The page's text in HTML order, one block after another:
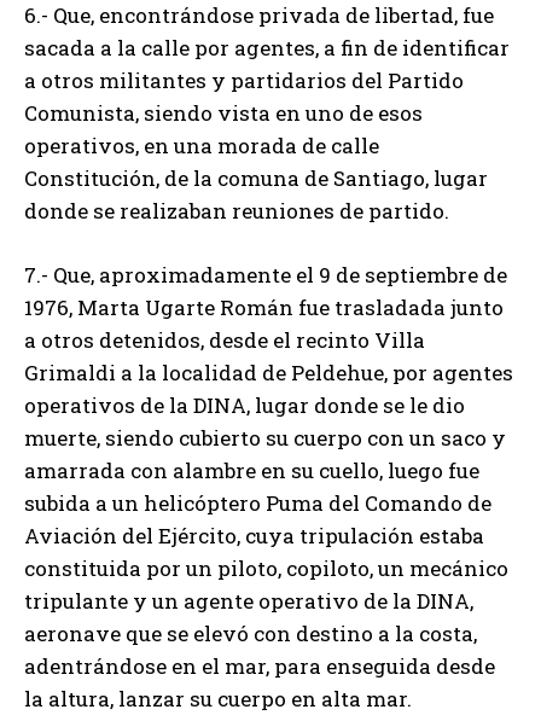
6.- Que, encontrándose privada de libertad, fue
sacada a la calle por agentes, a fin de identificar
a otros militantes y partidarios del Partido
Comunista, siendo vista en uno de esos
operativos, en una morada de calle
Constitución, de la comuna de Santiago, lugar
donde se realizaban reuniones de partido.
7.- Que, aproximadamente el 9 de septiembre de
1976, Marta Ugarte Román fue trasladada junto
a otros detenidos, desde el recinto Villa
Grimaldi a la localidad de Peldehue, por agentes
operativos de la DINA, lugar donde se le dio
muerte, siendo cubierto su cuerpo con un saco y
amarrada con alambre en su cuello, luego fue
subida a un helicóptero Puma del Comando de
Aviación del Ejército, cuya tripulación estaba
constituida por un piloto, copiloto, un mecánico
tripulante y un agente operativo de la DINA,
aeronave que se elevó con destino a la costa,
adentrándose en el mar, para enseguida desde
la altura, lanzar su cuerpo en alta mar.